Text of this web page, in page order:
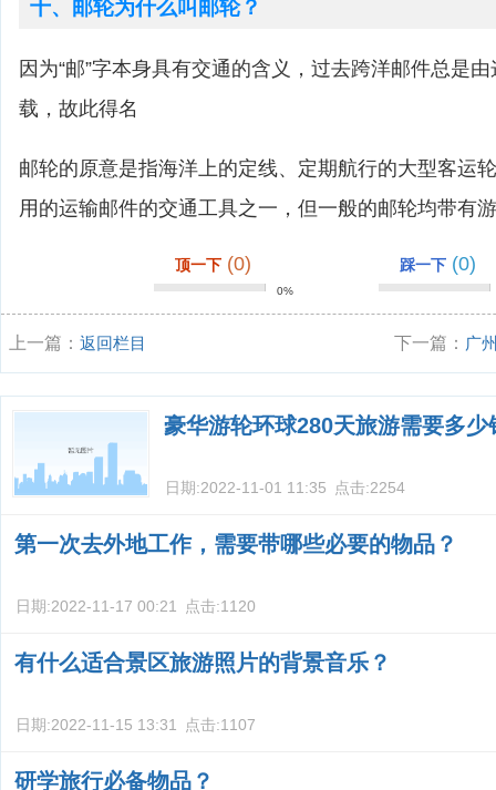
十、邮轮为什么叫邮轮？
因为“邮”字本身具有交通的含义，过去跨洋邮件总是
载，故此得名
邮轮的原意是指海洋上的定线、定期航行的大型客运
用的运输邮件的交通工具之一，但一般的邮轮均带有
顶一下 (0)
0%
踩一下 (0)
上一篇： 返回栏目 下一篇： 广
豪华游轮环球280天旅游需要多少
日期:2022-11-01 11:35 点击:2254
第一次去外地工作，需要带哪些必要的物品？
日期:2022-11-17 00:21 点击:1120
有什么适合景区旅游照片的背景音乐？
日期:2022-11-15 13:31 点击:1107
研学旅行必备物品？